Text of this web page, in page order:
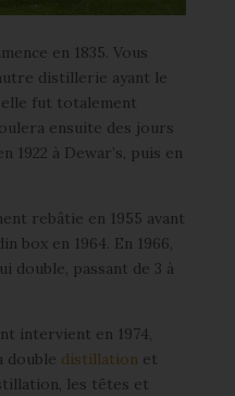
en 1835. Vous
distillerie ayant le
elle fut totalement
ensuite des jours
1922 à Dewar’s, puis en
rebâtie en 1955 avant
box en 1964. En 1966,
double, passant de 3 à
intervient en 1974,
double distillation et
les têtes et